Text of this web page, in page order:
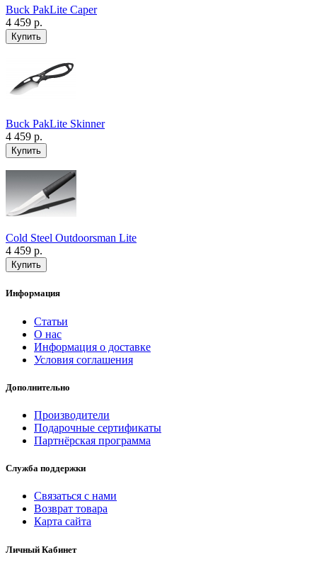
Buck PakLite Caper
4 459 р.
Buck PakLite Skinner
4 459 р.
Cold Steel Outdoorsman Lite
4 459 р.
Информация
Статьи
О нас
Информация о доставке
Условия соглашения
Дополнительно
Производители
Подарочные сертификаты
Партнёрская программа
Служба поддержки
Связаться с нами
Возврат товара
Карта сайта
Личный Кабинет